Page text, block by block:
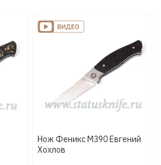
Нож Феникс M390 Евгений
Хохлов